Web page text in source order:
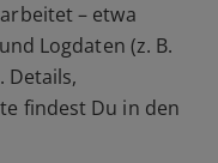
– etwa
Logdaten (z. B.
Details,
findest Du in den